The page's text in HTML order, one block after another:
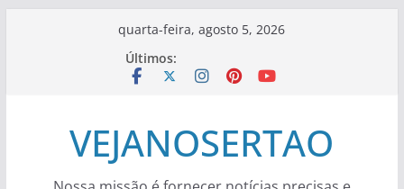
quarta-feira, agosto 5, 2026
Últimos:
VEJANOSERTAO